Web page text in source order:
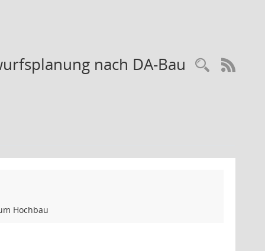
nach DA-Bau
Hochbau